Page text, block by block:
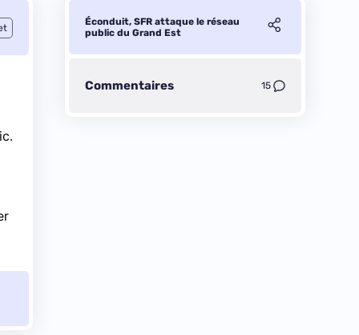
Éconduit, SFR attaque le réseau
public du Grand Est
Commentaires 15